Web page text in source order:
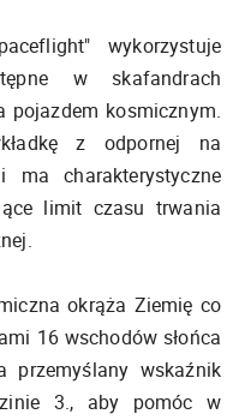
wykorzystuje
w skafandrach
pojazdem kosmicznym.
z odpornej na
ma charakterystyczne
limit czasu trwania
okrąża Ziemię co
16 wschodów słońca
przemyślany wskaźnik
3., aby pomóc w